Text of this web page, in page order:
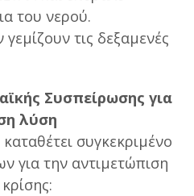
του νερού.
γεμίζουν τις δεξαμενές
Συσπείρωσης για
λύση
συγκεκριμένο
για την αντιμετώπιση